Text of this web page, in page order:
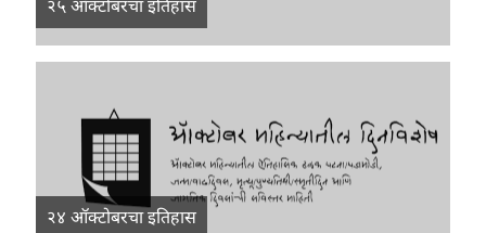
२५ ऑक्टोबरचा इतिहास
२४ ऑक्टोबरचा इतिहास